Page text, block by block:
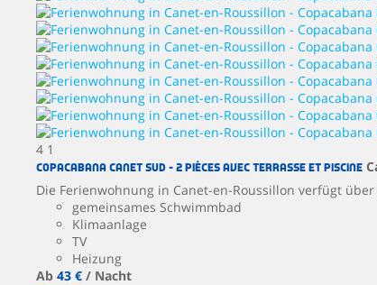
4 1
Copacabana Canet Sud – 2 pièces avec terrasse et piscine
Die Ferienwohnung in Canet-en-Roussillon verfügt
gemeinsames Schwimmbad
Klimaanlage
TV
Heizung
Ab 43 € / Nacht